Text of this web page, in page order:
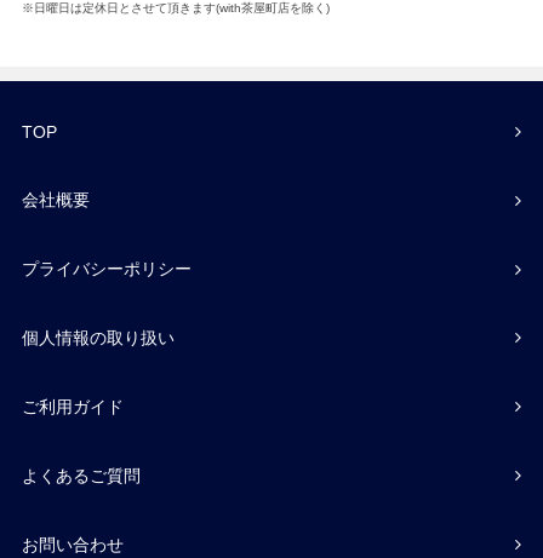
※日曜日は定休日とさせて頂きます(with茶屋町店を除く)
TOP
会社概要
プライバシーポリシー
個人情報の取り扱い
ご利用ガイド
よくあるご質問
お問い合わせ